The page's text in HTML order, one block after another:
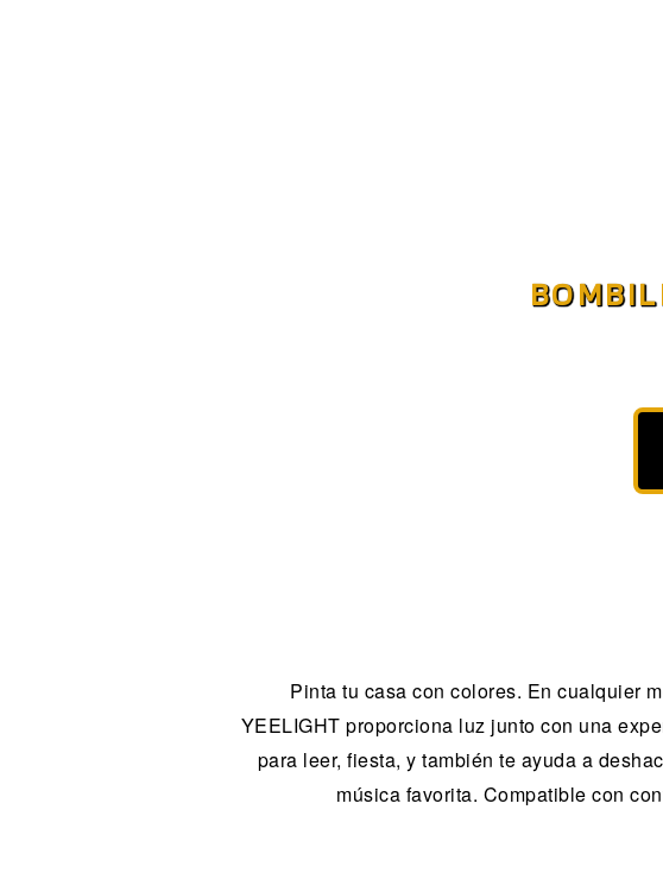
Pinta tu casa con colores. En cualquier
YEELIGHT proporciona luz junto con una
para leer, fiesta, y también te ayuda a
música favorita. Compatible con